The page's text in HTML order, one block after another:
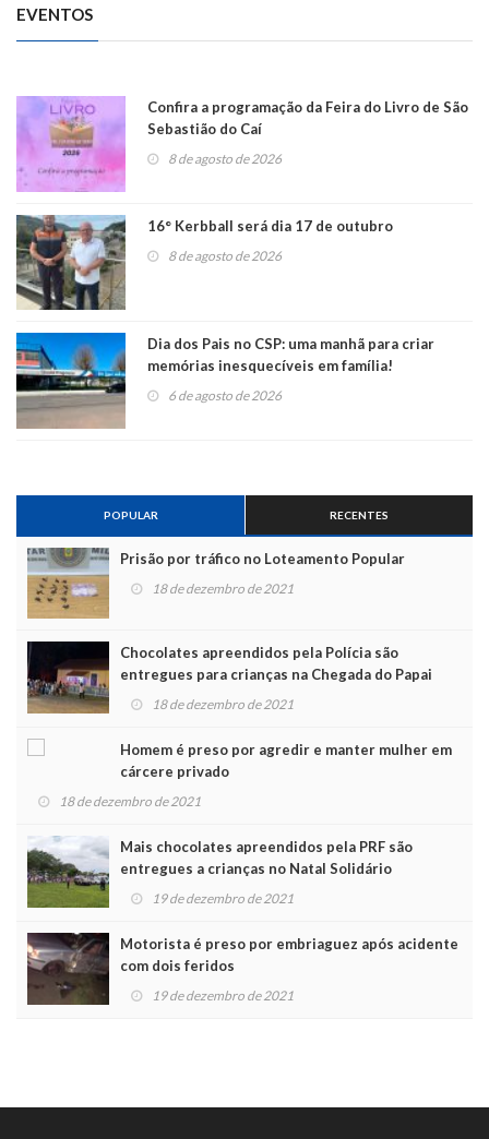
EVENTOS
Confira a programação da Feira do Livro de São
Sebastião do Caí
8 de agosto de 2026
16° Kerbball será dia 17 de outubro
8 de agosto de 2026
Dia dos Pais no CSP: uma manhã para criar
memórias inesquecíveis em família!
6 de agosto de 2026
POPULAR RECENTES
Prisão por tráfico no Loteamento Popular
18 de dezembro de 2021
Chocolates apreendidos pela Polícia são
entregues para crianças na Chegada do Papai
Noel 18 de dezembro de 2021
Homem é preso por agredir e manter mulher em
cárcere privado
18 de dezembro de 2021
Mais chocolates apreendidos pela PRF são
entregues a crianças no Natal Solidário
19 de dezembro de 2021
Motorista é preso por embriaguez após acidente
com dois feridos
19 de dezembro de 2021